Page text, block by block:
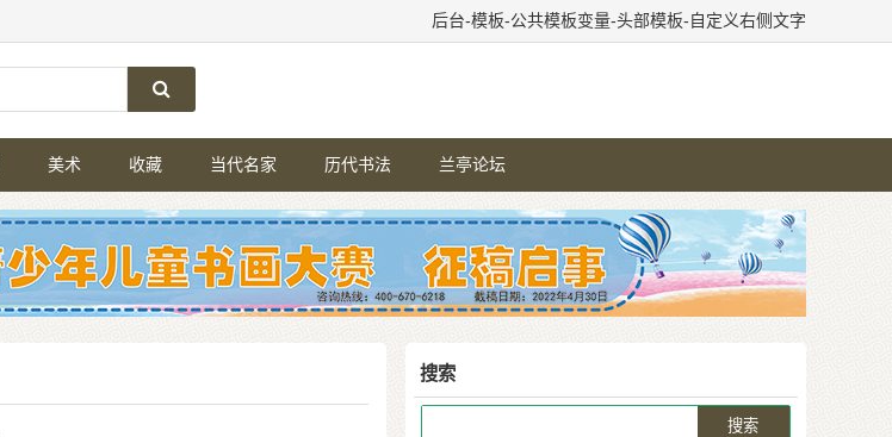
后台-模板-公共模板变量-头部模板-自定义右侧文字
美术 收藏 当代名家 历代书法 兰亭论坛
搜索